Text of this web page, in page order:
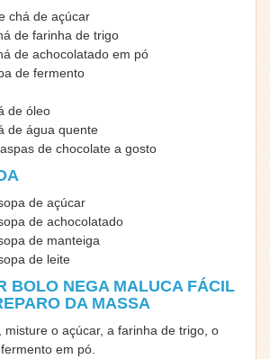
chá de açúcar
de farinha de trigo
de achocolatado em pó
de fermento
de óleo
de água quente
de chocolate a gosto
de açúcar
de achocolatado
de manteiga
de leite
BOLO NEGA MALUCA FÁCIL
DA MASSA
misture o açúcar, a farinha de trigo, o
em pó.